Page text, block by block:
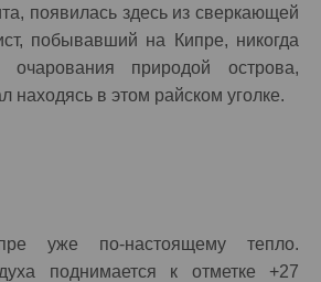
появилась здесь из сверкающей
побывавший на Кипре, никогда
очарования природой острова,
находясь в этом райском уголке.
уже по-настоящему тепло.
поднимается к отметке +27